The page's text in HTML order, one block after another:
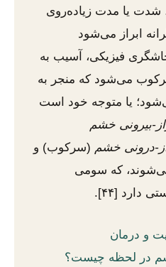
شدت یا مدت زیاده‌روی
ابراز می‌شود
فیزیکی، آسیب به
می‌شود که منجر به
یا متوجه خود است
بیرونی خشم
درونی خشم (سرکوب) و
که سومی
دارد [۴۴].
و درمان